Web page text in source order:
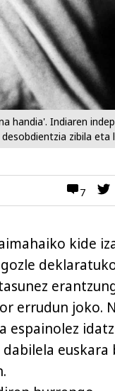
handia'. Indiaren
desobdientzia zibila eta
7
kide
errudun joko.
espainolez